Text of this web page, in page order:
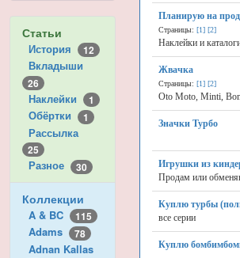
Статьи
История 12
Вкладыши
26
Наклейки 1
Обёртки 1
Рассылка
25
Разное 30
Коллекции
A & BC 115
Adams 78
Adnan Kallas
Планирую на
Страницы:[1] [2]
Наклейки и
Жвачка
Страницы:[1] [2]
Oto Moto, Minti,
Значки Турбо
Игрушки из
Продам или
Куплю турбы
все серии
Куплю